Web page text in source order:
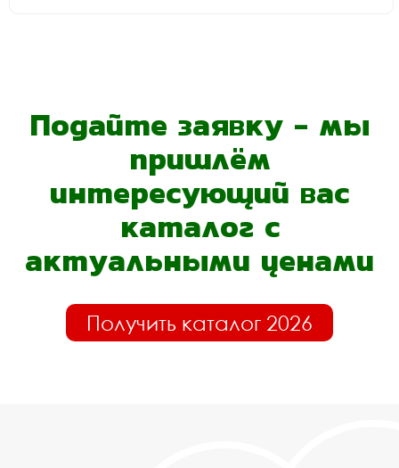
Подайте заявку - мы
пришлём
интересующий вас
каталог с
актуальными ценами
Получить каталог 2026